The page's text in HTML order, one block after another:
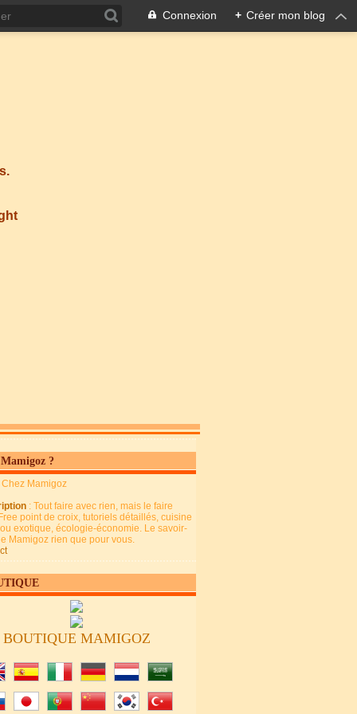
Connexion + Créer mon blog
?
Chez Mamigoz
: Tout faire avec rien, mais le faire
point de croix, tutoriels détaillés, cuisine
exotique, écologie-économie. Le savoir-
Mamigoz rien que pour vous.
BOUTIQUE MAMIGOZ